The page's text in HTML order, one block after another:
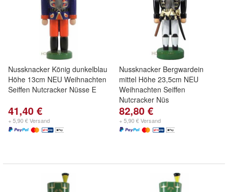
Nussknacker König dunkelblau
Höhe 13cm NEU Weihnachten
Seiffen Nutcracker Nüsse E
41,40 €
+ 5,90 € Versand
Nussknacker Bergwardein
mittel Höhe 23,5cm NEU
Weihnachten Seiffen
Nutcracker Nüs
82,80 €
+ 5,90 € Versand